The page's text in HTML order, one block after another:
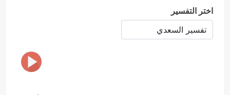
اختر التفسير